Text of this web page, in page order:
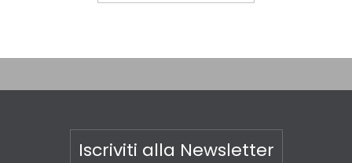
Iscriviti alla Newsletter